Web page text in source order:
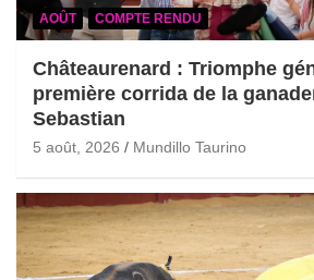
AOÛT COMPTE RENDU
Châteaurenard : Triomphe
première corrida de la
Sebastian
5 août, 2026 Mundillo Taurino